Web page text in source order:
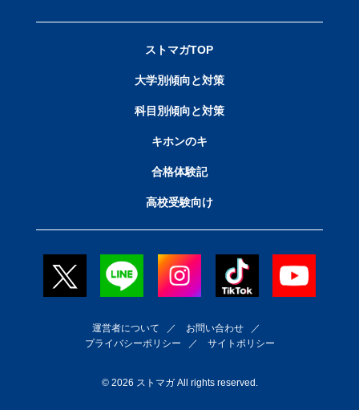
ストマガTOP
大学別傾向と対策
科目別傾向と対策
キホンのキ
合格体験記
高校受験向け
運営者について ／ お問い合わせ／
プライバシーポリシー ／ サイトポリシー
© 2026 ストマガ All rights reserved.